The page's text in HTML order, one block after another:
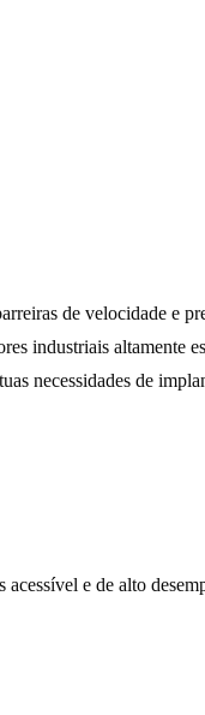
de velocidade e
industriais altamente
necessidades de
e de alto